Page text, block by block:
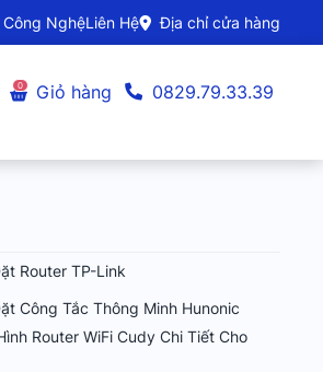
NghệLiên Hệ Địa chỉ cửa hàng
0 Giỏ hàng 0829.79.33.39
Router TP-Link
Công Tắc Thông Minh Hunonic
Router WiFi Cudy Chi Tiết Cho